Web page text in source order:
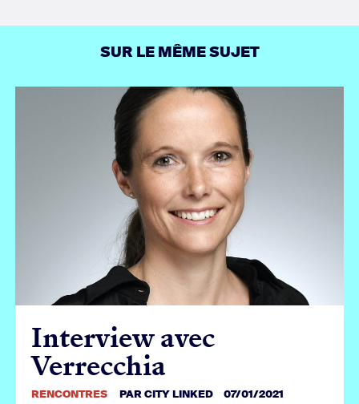
SUR LE MÊME SUJET
Interview avec
Verrecchia
RENCONTRES PARCITY LINKED 07/01/2021